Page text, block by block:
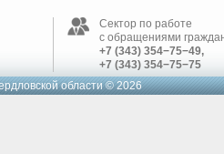
Сектор по работе
с обращениями
+7 (343) 354−75−49,
+7 (343) 354−75−75
области © 2026